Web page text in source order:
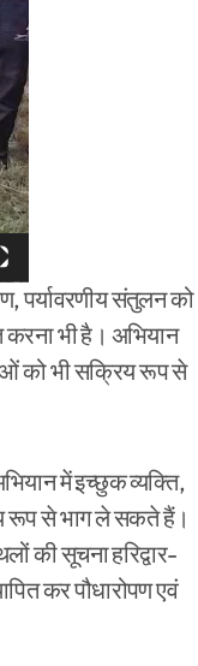
पर्यावरणीय संतुलन को
करना भी है। अभियान
को भी सक्रिय रूप से
में इच्छुक व्यक्ति,
रूप से भाग ले सकते हैं।
की सूचना हरिद्वार-
कर पौधारोपण एवं